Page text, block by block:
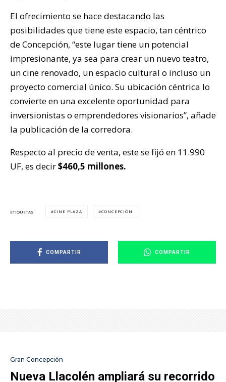
El ofrecimiento se hace destacando las
posibilidades que tiene este espacio, tan céntrico
de Concepción, “este lugar tiene un potencial
impresionante, ya sea para crear un nuevo teatro,
un cine renovado, un espacio cultural o incluso un
proyecto comercial único. Su ubicación céntrica lo
convierte en una excelente oportunidad para
inversionistas o emprendedores visionarios”, añade
la publicación de la corredora.
Respecto al precio de venta, este se fijó en 11.990
UF, es decir$460,5 millones.
ETIQUETAS CINE PLAZA CONCEPCIÓN
COMPARTIR COMPARTIR
Gran Concepción
Nueva Llacolén ampliará su recorrido